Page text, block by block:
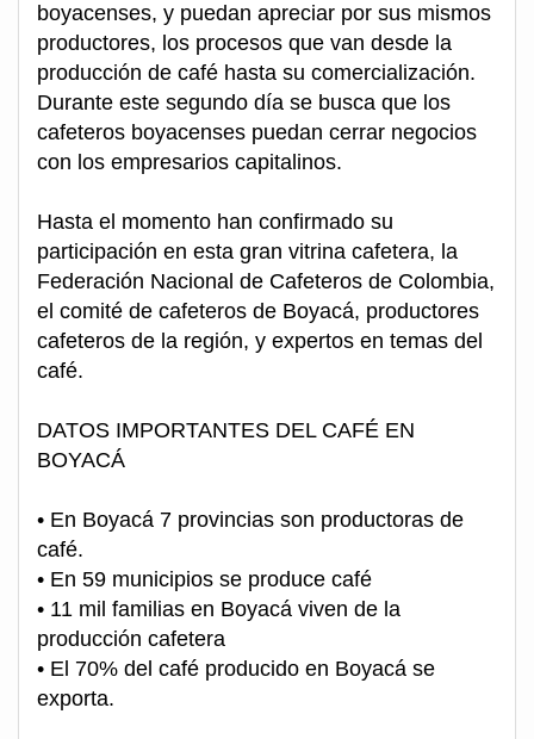
boyacenses, y puedan apreciar por sus mismos
productores, los procesos que van desde la
producción de café hasta su comercialización.
Durante este segundo día se busca que los
cafeteros boyacenses puedan cerrar negocios
con los empresarios capitalinos.
Hasta el momento han confirmado su
participación en esta gran vitrina cafetera, la
Federación Nacional de Cafeteros de Colombia,
el comité de cafeteros de Boyacá, productores
cafeteros de la región, y expertos en temas del
café.
DATOS IMPORTANTES DEL CAFÉ EN
BOYACÁ
• En Boyacá 7 provincias son productoras de
café.
• En 59 municipios se produce café
• 11 mil familias en Boyacá viven de la
producción cafetera
• El 70% del café producido en Boyacá se
exporta.